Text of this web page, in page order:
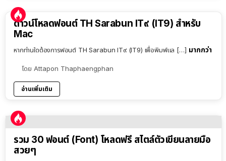
ดาวน์โหลดฟอนต์ TH Sarabun IT๙ (IT9) สำหรับ
Mac
หากท่านใดต้องการฟอนต์ TH Sarabun IT๙ (IT9) เพื่อพิมพ์แล […] มากกว่า
โดย Attapon Thaphaengphan
อ่านเพิ่มเติม
รวม 30 ฟอนต์ (Font) โหลดฟรี สไตล์ตัวเขียนลายมือ
สวยๆ